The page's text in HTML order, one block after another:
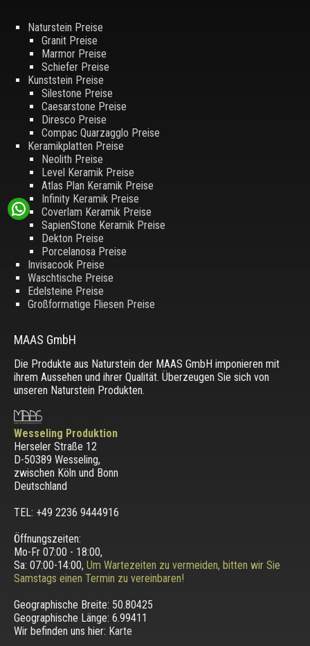
Naturstein Preise
Granit Preise
Marmor Preise
Schiefer Preise
Kunststein Preise
Silestone Preise
Caesarstone Preise
Diresco Preise
Compac Quarzagglo Preise
Keramikplatten Preise
Neolith Preise
Level Keramik Preise
Atlas Plan Keramik Preise
Infinity Keramik Preise
Coverlam Keramik Preise
SapienStone Keramik Preise
Dekton Preise
Porcelanosa Preise
Invisacook Preise
Waschtische Preise
Edelsteine Preise
Großformatige Fliesen Preise
MAAS GmbH
Die Produkte aus Naturstein der MAAS GmbH imponieren mit
ihrem Aussehen und ihrer Qualität. Überzeugen Sie sich von
unseren Naturstein Produkten.
Wesseling Produktion
Herseler Straße 12
D-50389 Wesseling,
zwischen Köln und Bonn
Deutschland
TEL: +49 2236 9444916
Öffnungszeiten:
Mo-Fr 07:00 - 18:00,
Sa: 07:00-14:00, Um Wartezeiten zu vermeiden, bitten wir Sie
Samstags einen Termin zu vereinbaren!
Geographische Breite: 50.80425
Geographische Länge: 6.99411
Wir befinden uns hier: Karte